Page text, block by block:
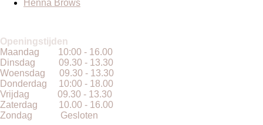
Henna Brows
Openingstijden
Maandag 10:00 - 16.00
Dinsdag 09.30 - 13.30
Woensdag 09.30 - 13.30
Donderdag 10:00 - 18.00
Vrijdag 09.30 - 13.30
Zaterdag 10.00 - 16.00
Zondag Gesloten